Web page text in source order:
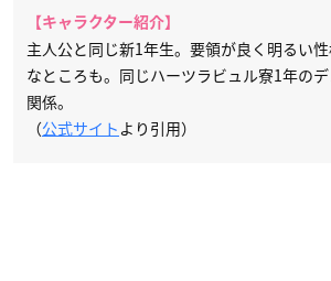
【キャラクター紹介】
主人公と同じ新1年生。要領が良く明るい
なところも。同じハーツラビュル寮1年の
関係。
（公式サイト より引用）